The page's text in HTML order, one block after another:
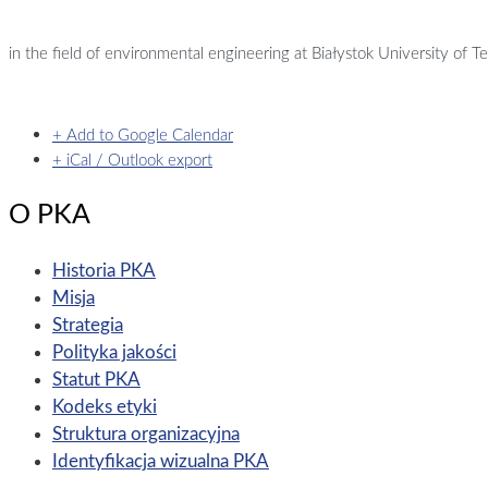
in the field of environmental engineering at Białystok University of
+ Add to Google Calendar
+ iCal / Outlook export
O PKA
Historia PKA
Misja
Strategia
Polityka jakości
Statut PKA
Kodeks etyki
Struktura organizacyjna
Identyfikacja wizualna PKA